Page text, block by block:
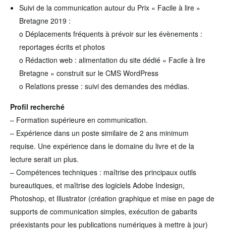
Suivi de la communication autour du Prix « Facile à lire »
Bretagne 2019 :
o Déplacements fréquents à prévoir sur les évènements :
reportages écrits et photos
o Rédaction web : alimentation du site dédié « Facile à lire
Bretagne » construit sur le CMS WordPress
o Relations presse : suivi des demandes des médias.
Profil recherché
– Formation supérieure en communication.
– Expérience dans un poste similaire de 2 ans minimum
requise. Une expérience dans le domaine du livre et de la
lecture serait un plus.
– Compétences techniques : maîtrise des principaux outils
bureautiques, et maîtrise des logiciels Adobe Indesign,
Photoshop, et Illustrator (création graphique et mise en page de
supports de communication simples, exécution de gabarits
préexistants pour les publications numériques à mettre à jour)